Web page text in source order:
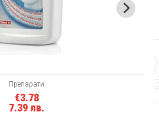
Препарати
€3.78
7.39 лв.